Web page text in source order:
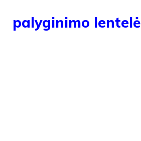
palyginimo lentelė